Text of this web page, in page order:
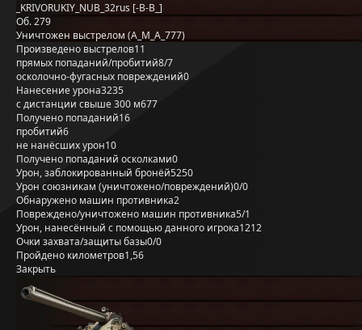
_KRIVORUKIY_NUB_32rus [-B-B_]
Об. 279
Уничтожен выстрелом (A_M_A_777)
Произведено выстрелов11
прямых попаданий/пробитий8/7
осколочно-фугасных повреждений0
Нанесение урона3235
с дистанции свыше 300 м677
Получено попаданий16
пробитий6
не нанёсших урон10
Получено попаданий осколками0
Урон, заблокированный бронёй5250
Урон союзникам (уничтожено/повреждений)0/0
Обнаружено машин противника2
Повреждено/уничтожено машин противника5/1
Урон, нанесённый с помощью данного игрока1212
Очки захвата/защиты базы0/0
Пройдено километров1,56
Закрыть